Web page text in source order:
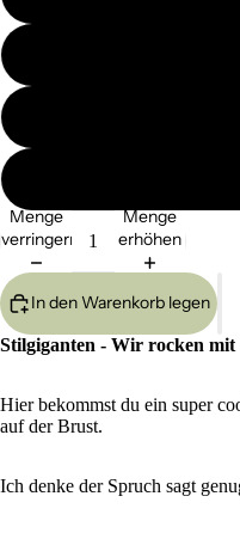
Menge
verringern
Menge
erhöhen
In den Warenkorb legen
Stilgiganten - Wir rocken
Hier bekommst du ein super
auf der Brust.
Ich denke der Spruch sagt